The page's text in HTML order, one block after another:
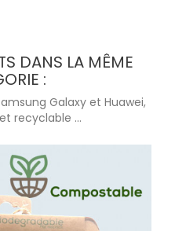
DANS LA MÊME
:
Galaxy et Huawei,
recyclable ...